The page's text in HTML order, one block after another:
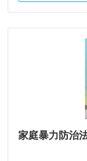
家庭暴力防治